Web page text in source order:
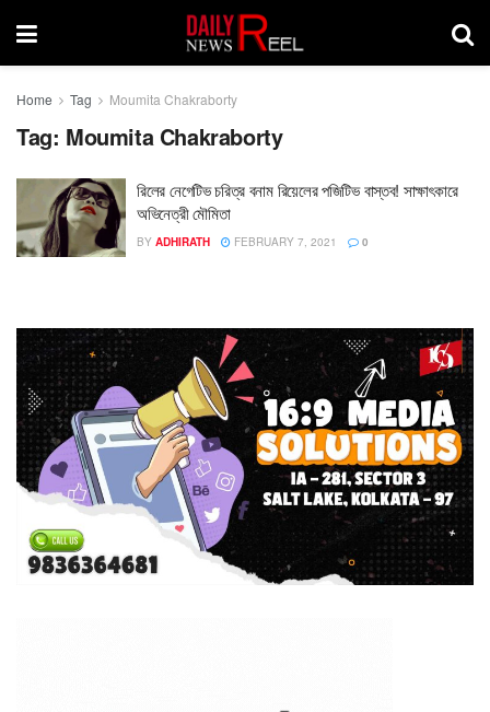
Home Tag Moumita Chakraborty
Tag: Moumita Chakraborty
রিলের নেগেটিভ চরিত্র বনাম রিয়েলের পজিটিভ বাস্তব! সাক্ষাৎকারে
অভিনেত্রী মৌমিতা
BY ADHIRATH FEBRUARY 7, 2021 0